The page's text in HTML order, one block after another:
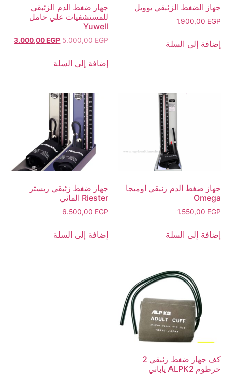
جهاز الضغط الزئبقي يوويل
1.900,00EGP
إضافة إلى السلة
جهاز ضغط الدم الزئبقي
للمستشفيات علي حامل
Yuwell
5.000,00EGP
3.000,00EGP
إضافة إلى السلة
جهاز ضغط الدم زئبقي اوميجا
Omega
1.550,00EGP
إضافة إلى السلة
جهاز ضغط زئبقي ريستر
Riester الماني
6.500,00EGP
إضافة إلى السلة
كف جهاز ضغط زئبقي 2
خرطوم ALPK2 ياباني